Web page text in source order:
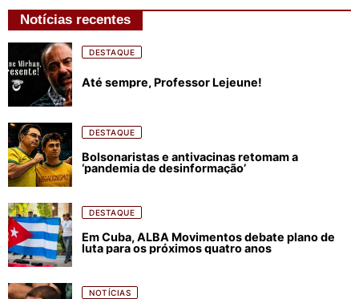
Notícias recentes
DESTAQUE
Até sempre, Professor Lejeune!
DESTAQUE
Bolsonaristas e antivacinas retomam a
‘pandemia de desinformação’
DESTAQUE
Em Cuba, ALBA Movimentos debate plano de
luta para os próximos quatro anos
NOTÍCIAS